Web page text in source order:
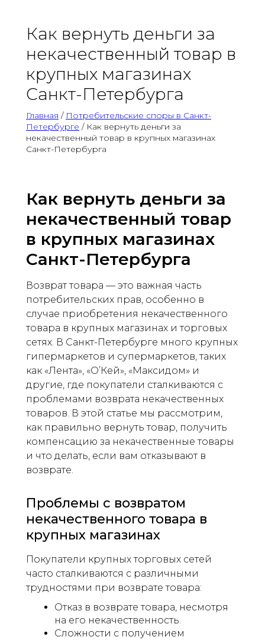
Как вернуть деньги за
некачественный товар в
крупных магазинах
Санкт-Петербурга
Главная / Потребительские споры в Санкт-
Петербурге / Как вернуть деньги за
некачественный товар в крупных магазинах
Санкт-Петербурга
Как вернуть деньги за
некачественный товар
в крупных магазинах
Санкт-Петербурга
Возврат товара — это важная часть
потребительских прав, особенно в
случае приобретения некачественного
товара в крупных магазинах и торговых
сетях. В Санкт-Петербурге много крупных
гипермаркетов и супермаркетов, таких
как «Лента», «О’Кей», «Максидом» и
другие, где покупатели сталкиваются с
проблемами возврата некачественных
товаров. В этой статье мы рассмотрим,
как правильно вернуть товар, получить
компенсацию за некачественные товары
и что делать, если вам отказывают в
возврате.
Проблемы с возвратом
некачественного товара в
крупных магазинах
Покупатели крупных торговых сетей
часто сталкиваются с различными
трудностями при возврате товара:
Отказ в возврате товара, несмотря
на его некачественность.
Сложности с получением